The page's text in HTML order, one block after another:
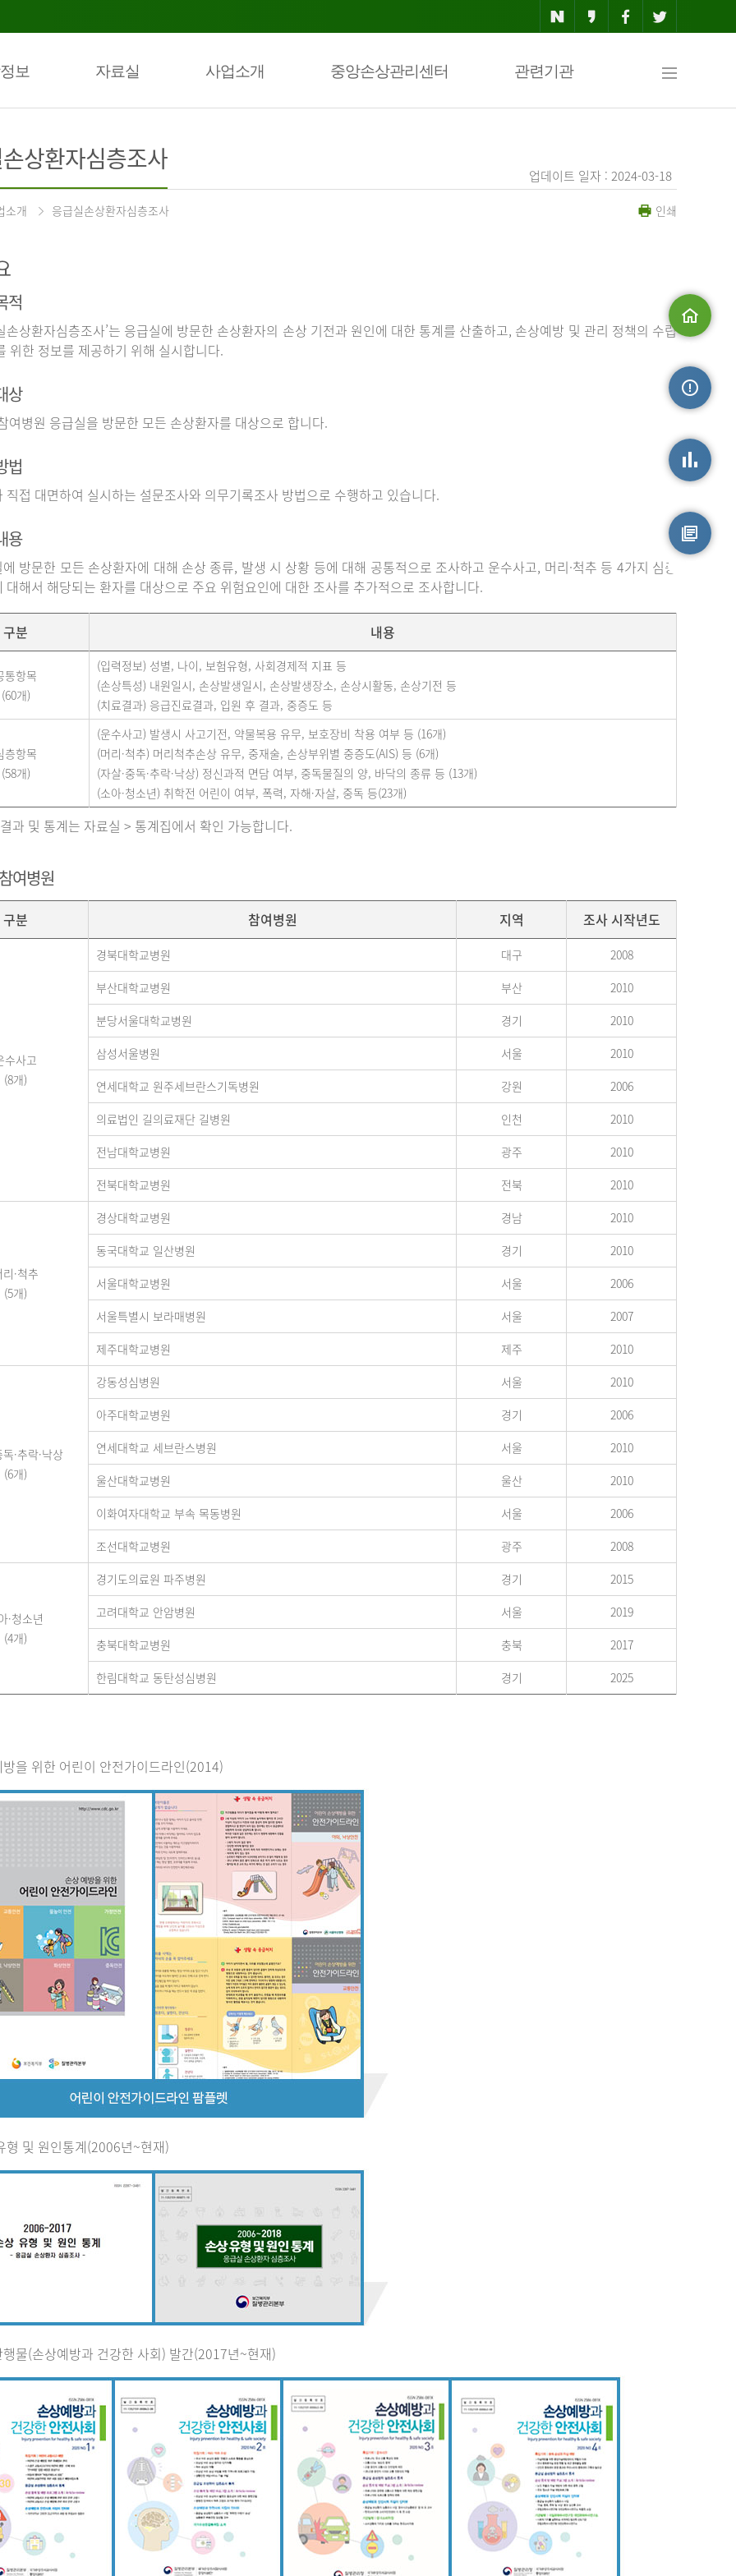
보 자료실 사업소개 중앙손상관리센터 관련기관
맵
업데이트 일자 : 2024-03-18
상환자심층조사
소개 응급실손상환자심층조사 인쇄
적
손상환자심층조사’는 응급실에 방문한 손상환자의 손상 기전과 원인에 대한 통계를 산출하고, 손상예방 및 관리 정책의 수립
위한 정보를 제공하기 위해 실시합니다.
상
여병원 응급실을 방문한 모든 손상환자를 대상으로 합니다.
법
직접 대면하여 실시하는 설문조사와 의무기록조사 방법으로 수행하고 있습니다.
용
방문한 모든 손상환자에 대해 손상 종류, 발생 시 상황 등에 대해 공통적으로 조사하고 운수사고, 머리·척추 등 4가지 심층
대해서 해당되는 환자를 대상으로 주요 위험요인에 대한 조사를 추가적으로 조사합니다.
구분 내용
통항목
(60개)
(입력정보) 성별, 나이, 보험유형, 사회경제적 지표 등
(손상특성) 내원일시, 손상발생일시, 손상발생장소, 손상시활동, 손상기전 등
(치료결과) 응급진료결과, 입원 후 결과, 중증도 등
층항목
(58개)
(운수사고) 발생시 사고기전, 약물복용 유무, 보호장비 착용 여부 등 (16개)
(머리·척추) 머리척추손상 유무, 중재술, 손상부위별 중증도(AIS) 등 (6개)
(자살·중독·추락·낙상) 정신과적 면담 여부, 중독물질의 양, 바닥의 종류 등 (13개)
(소아·청소년) 취학전 어린이 여부, 폭력, 자해·자살, 중독 등(23개)
과 및 통계는 자료실 > 통계집에서 확인 가능합니다.
여병원
구분 참여병원 지역 조사 시작년도
수사고
(8개)
경북대학교병원 대구
2008
부산대학교병원
부산
2010
분당서울대학교병원
경기
2010
삼성서울병원
서울
2010
연세대학교 원주세브란스기독병원
강원
2006
의료법인 길의료재단 길병원
인천
2010
전남대학교병원
광주
2010
전북대학교병원
전북 2010
·척추
(5개)
경상대학교병원 경남
2010
동국대학교 일산병원
경기
2010
서울대학교병원
서울
2006
서울특별시 보라매병원
서울
2007
제주대학교병원
제주 2010
·추락·낙상
(6개)
강동성심병원 서울
2010
아주대학교병원
경기
2006
연세대학교 세브란스병원
서울
2010
울산대학교병원
울산
2010
이화여자대학교 부속 목동병원
서울
2006
조선대학교병원
광주 2008
·청소년
(4개)
경기도의료원 파주병원 경기
2015
고려대학교 안암병원
서울
2019
충북대학교병원
충북
2017
한림대학교 동탄성심병원
경기 2025
을 위한 어린이 안전가이드라인(2014)
형 및 원인통계(2006년~현재)
물(손상예방과 건강한 사회) 발간(2017년~현재)